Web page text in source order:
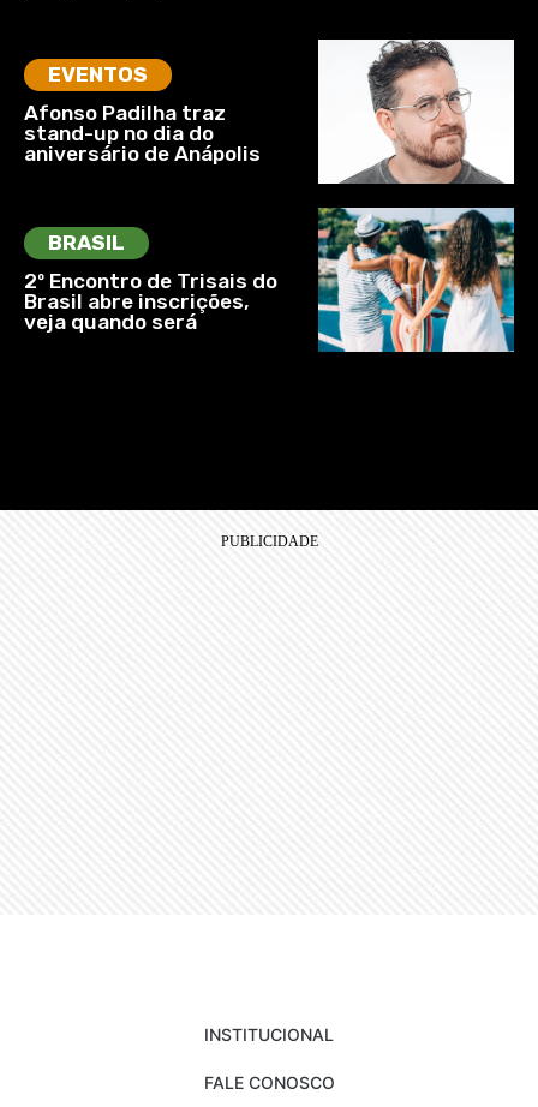
EVENTOS
Afonso Padilha traz
stand-up no dia do
aniversário de Anápolis
BRASIL
2º Encontro de Trisais do
Brasil abre inscrições,
veja quando será
INSTITUCIONAL
FALE CONOSCO